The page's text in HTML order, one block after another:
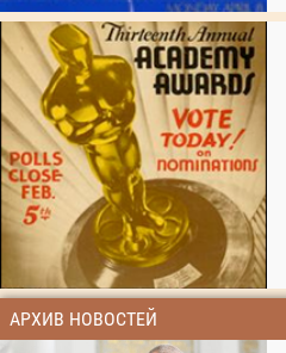
АРХИВ НОВОСТЕЙ